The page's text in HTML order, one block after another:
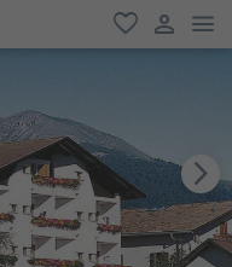
favoriti
user link